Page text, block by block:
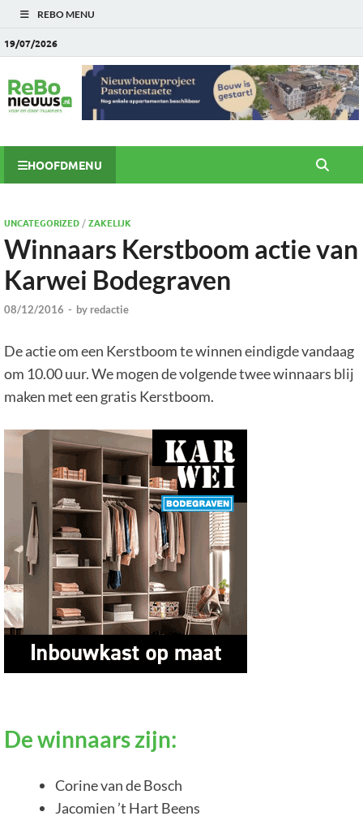
REBO MENU
19/07/2026
HOOFDMENU
UNCATEGORIZED/ZAKELIJK
Winnaars Kerstboom actie van
Karwei Bodegraven
08/12/2016 - by redactie
De actie om een Kerstboom te winnen eindigde vandaag
om 10.00 uur. We mogen de volgende twee winnaars blij
maken met een gratis Kerstboom.
De winnaars zijn:
Corine van de Bosch
Jacomien ’t Hart Beens